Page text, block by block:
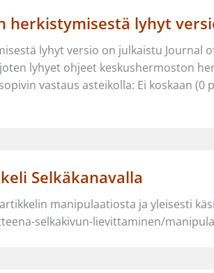
herkistymisestä lyhyt
lyhyt versio on julkaistu Journal
lyhyet ohjeet keskushermoston
vastaus asteikolla: Ei koskaan
Selkäkanavalla
manipulaatiosta ja yleisesti
selkakivun-lievittaminen/